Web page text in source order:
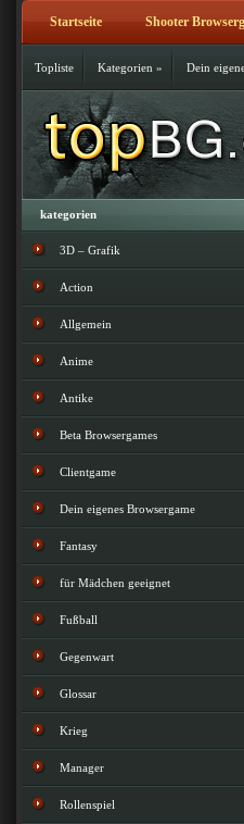
Startseite Shooter
Topliste Kategorien » Dein
kategorien
3D – Grafik
Action
Allgemein
Anime
Antike
Beta Browsergames
Clientgame
Dein eigenes Browsergame
Fantasy
für Mädchen geeignet
Fußball
Gegenwart
Glossar
Krieg
Manager
Rollenspiel